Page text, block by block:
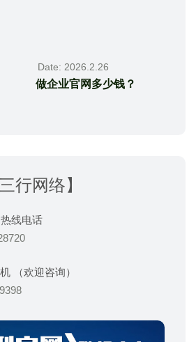
Date: 2026.2.26
做企业官网多少钱？
行网络】
线电话
（欢迎咨询）